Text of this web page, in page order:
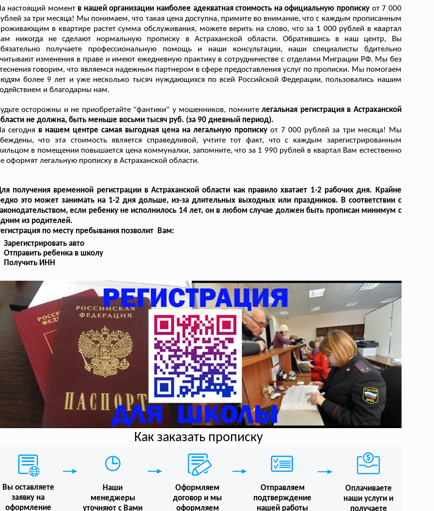
настоящий моментв нашей организации наиболее адекватная стоимость на официальную прописку от 7 000
за три месяца! Мы понимаем, что такая цена доступна, примите во внимание, что с каждым прописанным
в квартире растет сумма обслуживания, можете верить на слово, что за 1 000 рублей в квартал
никогда не сделают нормальную прописку в Астраханской области. Обратившись в наш центр, Вы
получаете профессиональную помощь и наши консультации, наши специалисты бдительно
изменения в праве и имеют ежедневную практику в сотрудничестве с отделами Миграции РФ. Мы без
говорим, что являемся надежным партнером в сфере предоставления услуг по прописки. Мы помогаем
более 9 лет и уже несколько тысяч нуждающихся по всей Российской Федерации, пользовались нашим
и благодарны нам.
осторожны и не приобретайте "фантики" у мошенников, помнителегальная регистрация в Астраханской
не должна, быть меньше восьми тысяч руб. (за 90 дневный период).
сегодня в нашем центре самая выгодная цена на легальную пропискуот 7 000 рублей за три месяца! Мы
что эта стоимость является справедливой, учтите тот факт, что с каждым зарегистрированным
в помещении повышается цена коммуналки, запомните, что за 1 990 рублей в квартал Вам естественно
оформят легальную прописку в Астраханской области.
получения временной регистрации в Астраханской области как правило хватает 1-2 рабочих дня. Крайне
это может занимать на 1-2 дня дольше, из-за длительных выходных или праздников. В соответствии с
если ребенку не исполнилось 14 лет, он в любом случае должен быть прописан минимум с
из родителей.
по месту пребывания позволит Вам:
Зарегистрировать авто
Отправить ребенка в школу
Получить ИНН
Как заказать прописку
Вы оставляете
заявку на
оформление
Наши
менеджеры
уточняют с Вами
Оформляем
договор и мы
оформляем
Отправляем
подтверждение
нашей работы
Оплачиваете
наши услуги и
получаете